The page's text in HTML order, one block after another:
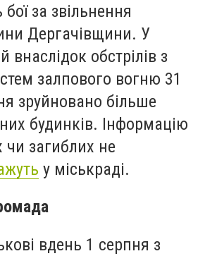
за звільнення
Дергачівщини. У
внаслідок обстрілів з
залпового вогню 31
зруйновано більше
будинків. Інформацію
загиблих не
у міськраді.
вдень 1 серпня з